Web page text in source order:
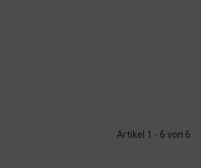
Artikel 1 - 6 von 6